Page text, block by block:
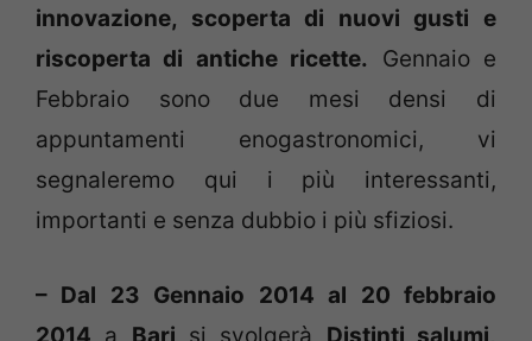
innovazione, scoperta di nuovi gusti e
riscoperta di antiche ricette. Gennaio e
Febbraio sono due mesi densi di
appuntamenti enogastronomici, vi
segnaleremo qui i più interessanti,
importanti e senza dubbio i più sfiziosi.
– Dal 23 Gennaio 2014 al 20 febbraio
2014 a Bari si svolgerà Distinti salumi,